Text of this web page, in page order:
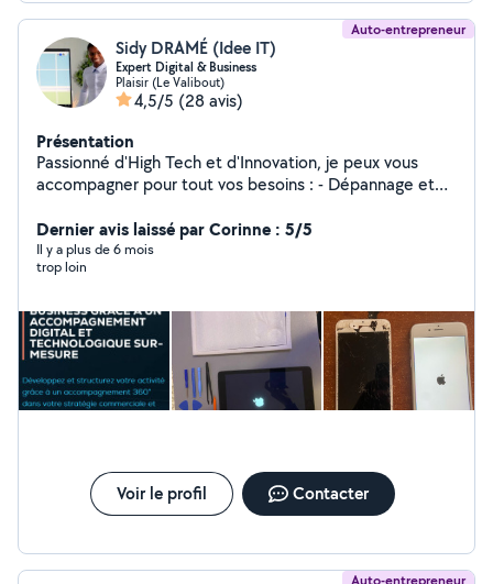
Auto-entrepreneur
Sidy DRAMÉ (Idee IT)
Expert Digital & Business
Plaisir (Le Valibout)
4,5/5 (28 avis)
Présentation
Passionné d'High Tech et d'Innovation, je peux vous
accompagner pour tout vos besoins : - Dépannage et
matériel - Installations informatique et logiciel
Spécialiste Business et Marketing dans les domaines de
la Technologie et l'Innovation depuis plus de 6 ans. Je
marketing, couplé à de la formations IT Un problème?
Une idée ! Mon objectif, accompagner tous les projets
ambitieux et humains grâce à un accompagnement
digital et technologique sur mesure !
Dernier avis laissé par Corinne : 5/5
Il y a plus de 6 mois
trop loin
Voir le profil Contacter
Auto-entrepreneur